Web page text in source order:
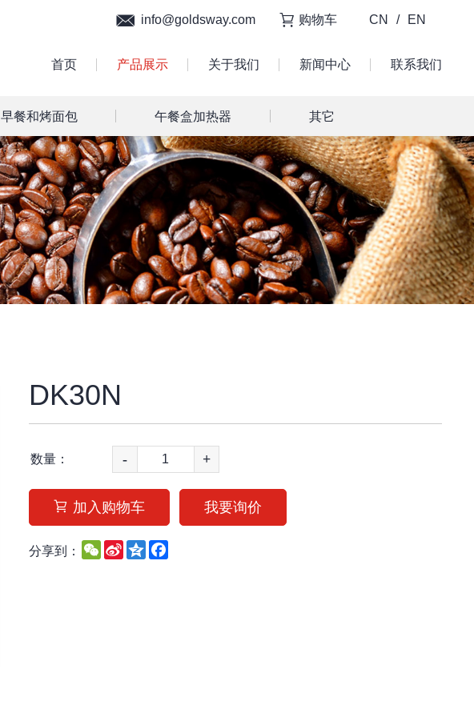
首页 产品展示 关于我们 新闻中心 联系我们
info@goldsway.com 购物车 CN / EN
早餐和烤面包 午餐盒加热器 其它
DK30N
数量： - +
加入购物车 我要询价
分享到： WeChat
Sina
Weibo
QzoneFacebook